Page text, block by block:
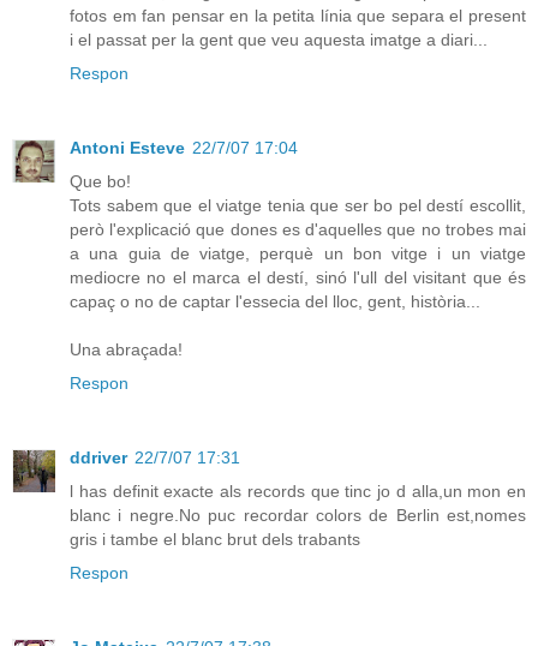
fotos em fan pensar en la petita línia que separa el present
i el passat per la gent que veu aquesta imatge a diari...
Respon
Antoni Esteve 22/7/07 17:04
Que bo!
Tots sabem que el viatge tenia que ser bo pel destí escollit,
però l'explicació que dones es d'aquelles que no trobes mai
a una guia de viatge, perquè un bon vitge i un viatge
mediocre no el marca el destí, sinó l'ull del visitant que és
capaç o no de captar l'essecia del lloc, gent, història...
Una abraçada!
Respon
ddriver 22/7/07 17:31
l has definit exacte als records que tinc jo d alla,un mon en
blanc i negre.No puc recordar colors de Berlin est,nomes
gris i tambe el blanc brut dels trabants
Respon